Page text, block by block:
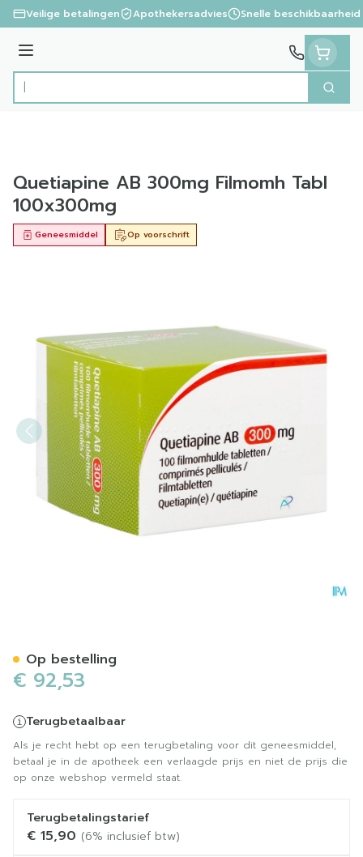
Ga naar de inhoud
Veilige betalingen Apothekersadvies Snelle beschikbaarheid
Menu
Product, merk, categorie...
Zoek
Quetiapine AB 300mg Filmomh Tabl
100x300mg
Op voorschrift
Geneesmiddel
€ 92,53
Terugbetaalbaar
Als je recht hebt op een terugbetaling voor dit geneesmiddel,
betaal je in de apotheek een verlaagde prijs en niet de prijs die
op onze webshop vermeld staat.
Terugbetalingstarief
€ 15,90 (6% inclusief btw)
Op bestelling